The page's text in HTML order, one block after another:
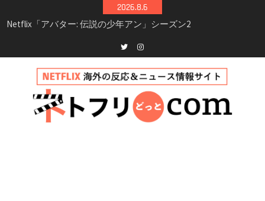
to
2026.8.6
Netflix映画「ボイスメールで恋をして」キャス
イッチ主演ロマコメ
新決定！2027年撮影開始へ
兄弟大騒動のコメディ映画「リトル・ブラザ
ー」がNetflixで配信！─キャスト・あらすじ・
見どころまとめ
Twitterinstagram